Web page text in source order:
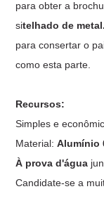
para obter a
sitelhado de
para consertar o
como esta parte.
Recursos:
Simples e
Material:Alumínio
À prova d'água
Candidate-se a